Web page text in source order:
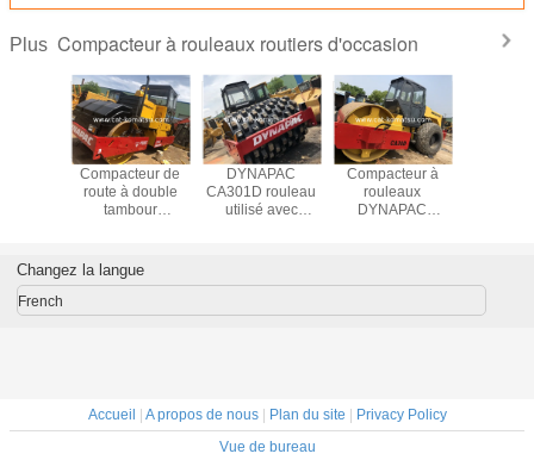
Plus Compacteur à rouleaux routiers d'occasion
Compacteur de
route à double
tambour
DYNAPAC
CA301D rouleau
utilisé avec
Compacteur à
rouleaux
DYNAPAC
Changez la langue
French
Accueil | A propos de nous| Plan du site | Privacy Policy
Vue de bureau